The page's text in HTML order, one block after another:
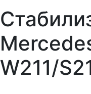
W211/